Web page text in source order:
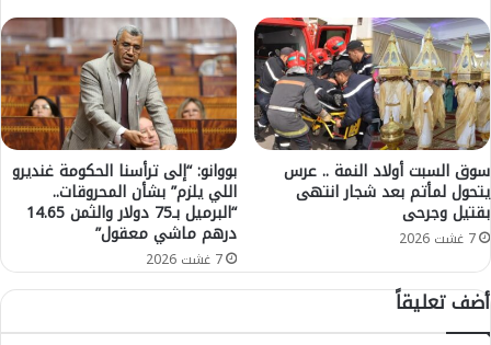
ا
ل
ق
ا
د
م
ي
س
ت
ن
ف
ر
ا
ل
ع
ن
ا
ص
ر
ا
سوق السبت أولاد النمة .. عرس
يتحول لمأتم بعد شجار انتهى
بقتيل وجرحى
7 غشت 2026
بووانو: “إلى ترأسنا الحكومة غنديرو
اللي يلزم” بشأن المحروقات..
“البرميل بـ75 دولار والثمن 14.65
درهم ماشي معقول”
7 غشت 2026
أضف تعليقاً